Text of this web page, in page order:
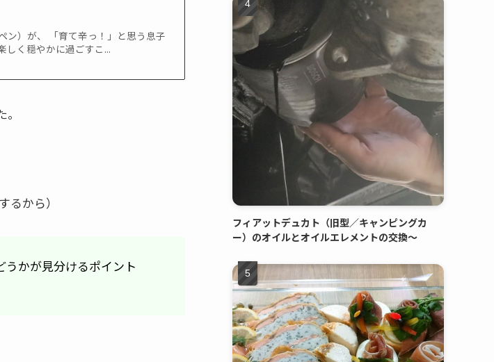
）が、 「育て辛っ！」と思う息子
しく穏やかに過ごすこ...
から）
うかが見分けるポイント
フィアットデュカト（旧型／キャンピングカ
ー）のオイルとオイルエレメントの交換～